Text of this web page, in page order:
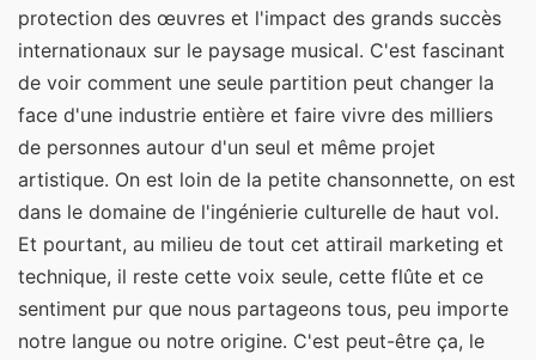
protection des œuvres et l'impact des grands succès
internationaux sur le paysage musical. C'est fascinant
de voir comment une seule partition peut changer la
face d'une industrie entière et faire vivre des milliers
de personnes autour d'un seul et même projet
artistique. On est loin de la petite chansonnette, on est
dans le domaine de l'ingénierie culturelle de haut vol.
Et pourtant, au milieu de tout cet attirail marketing et
technique, il reste cette voix seule, cette flûte et ce
sentiment pur que nous partageons tous, peu importe
notre langue ou notre origine. C'est peut-être ça, le